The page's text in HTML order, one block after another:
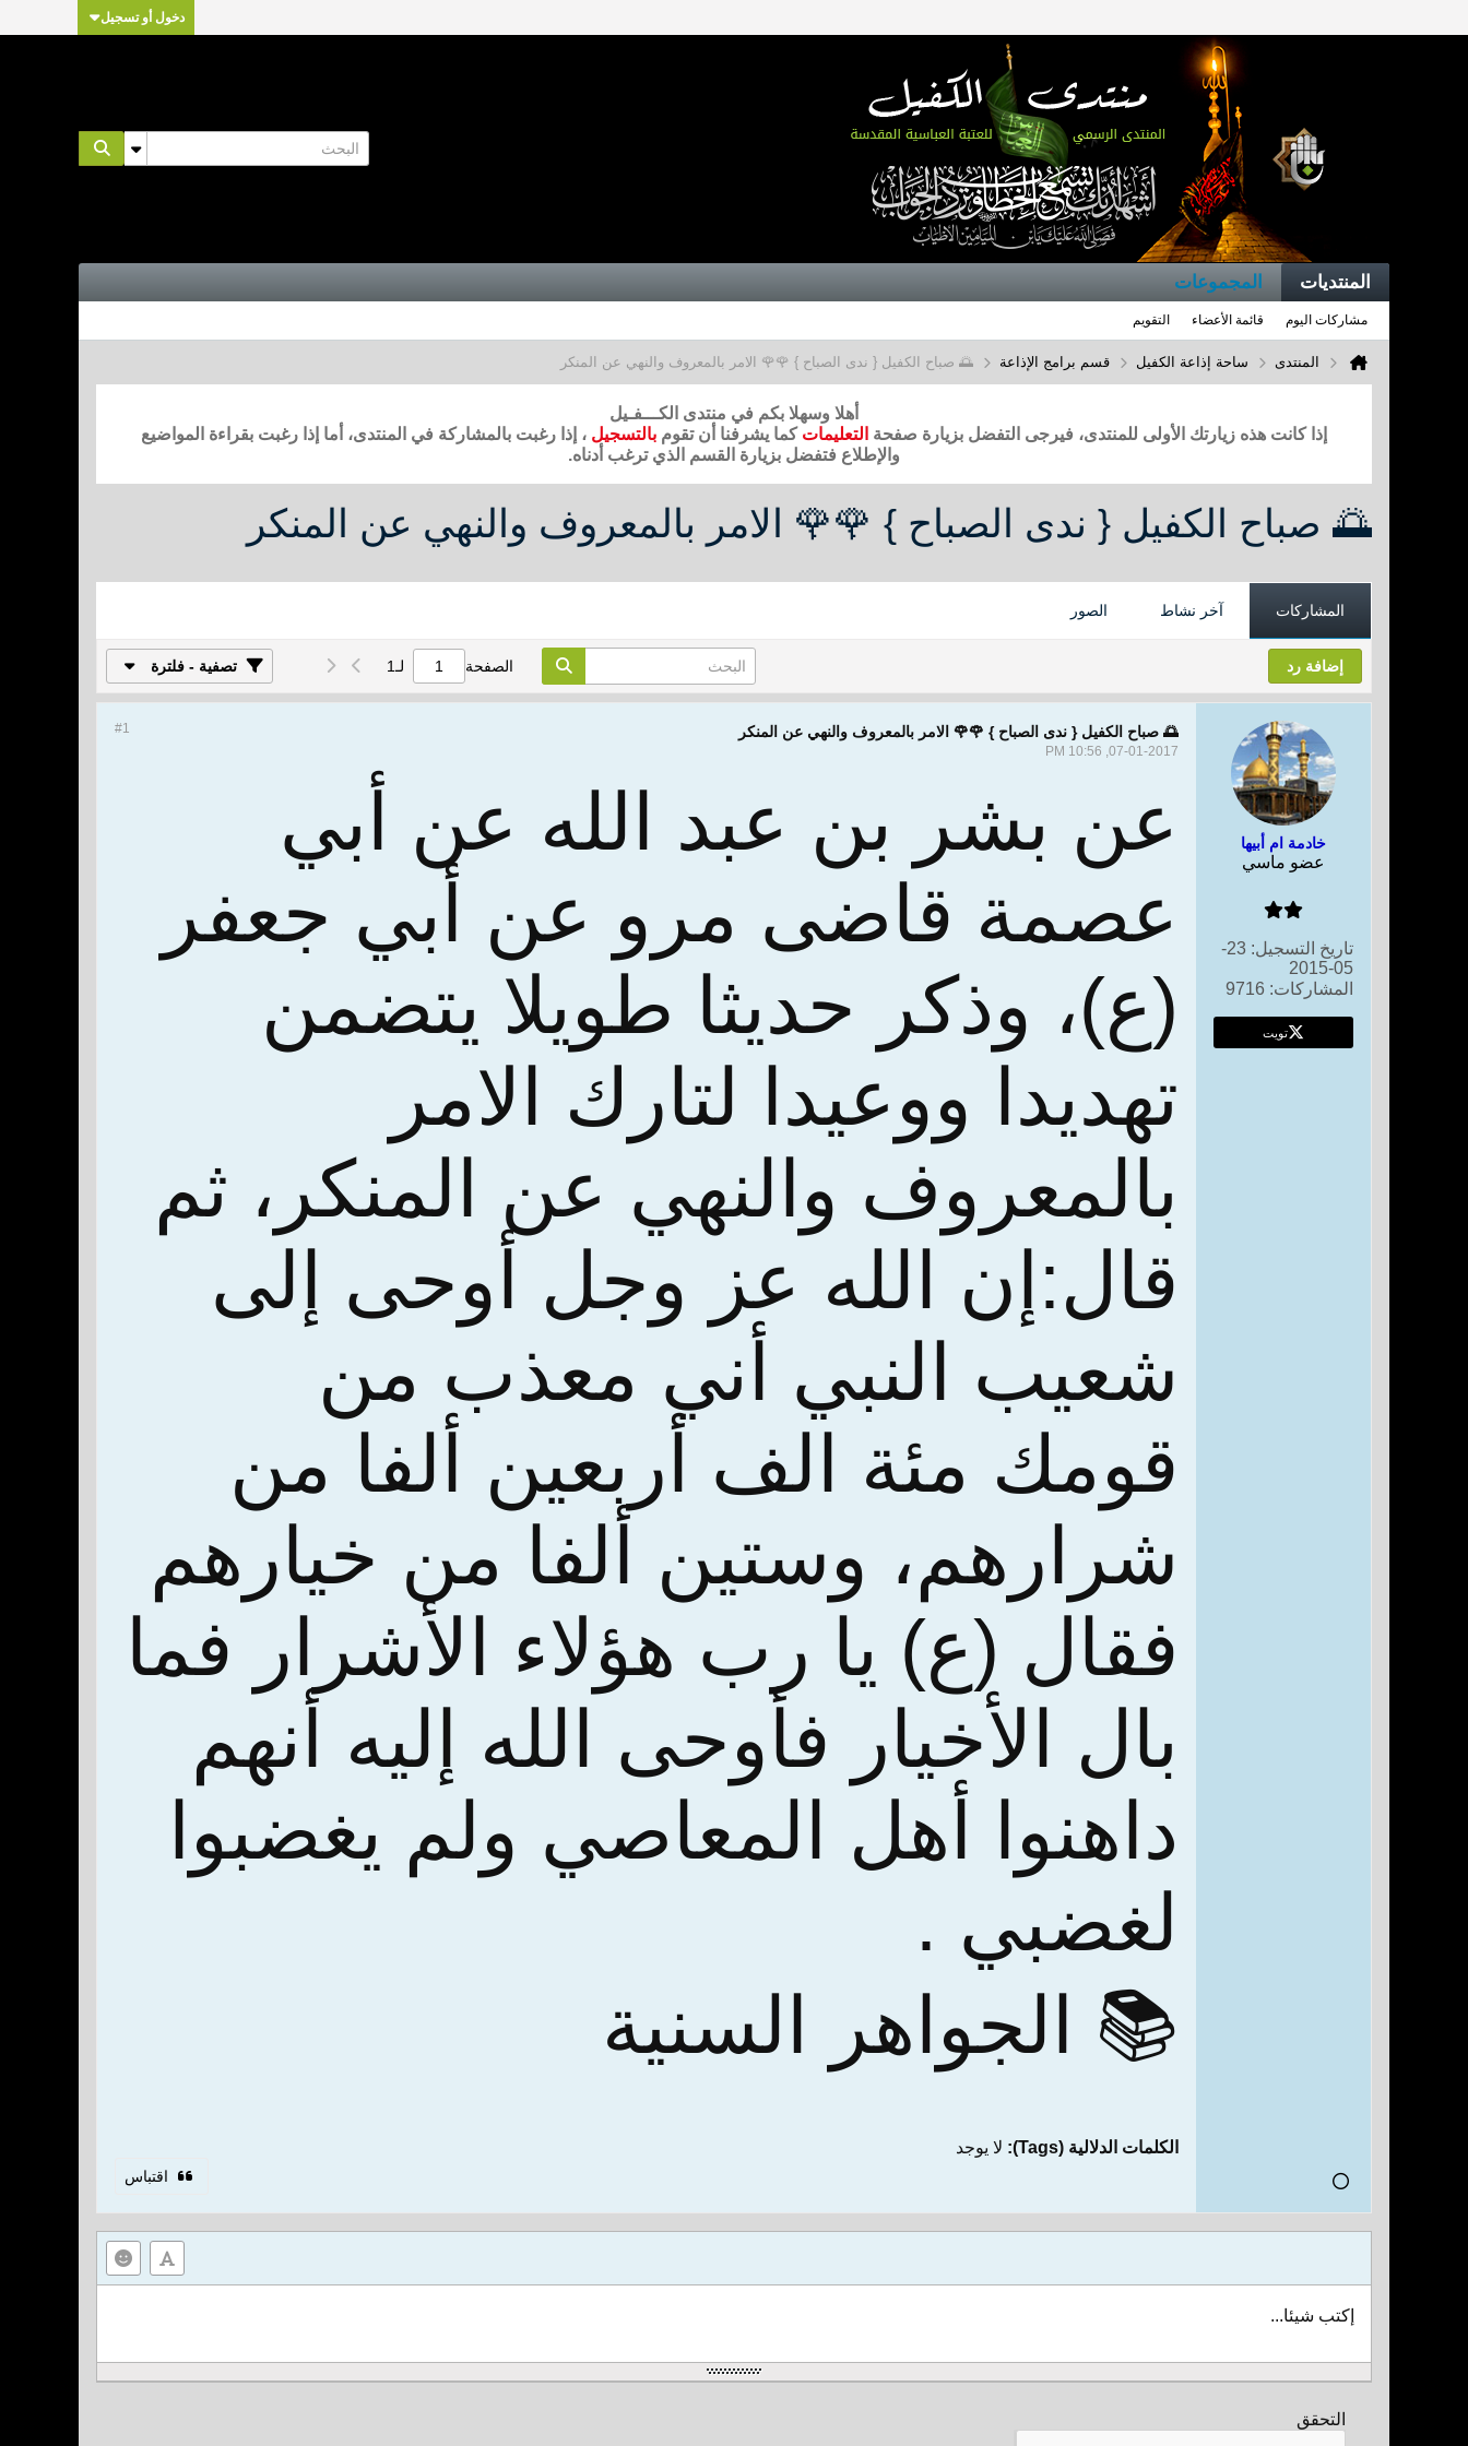
دخول أو تسجيل
المنتديات المجموعات
مشاركات اليوم قائمة الأعضاء التقويم
المنتدى ساحة إذاعة الكفيل قسم برامج الإذاعة 🌅 صباح الكفيل { ندى الصباح } 🌹🌹 الامر بالمعروف والنهي عن المنكر
أهلا وسهلا بكم في منتدى الكـــفـيل
إذا كانت هذه زيارتك الأولى للمنتدى، فيرجى التفضل بزيارة صفحة التعليمات كما يشرفنا أن تقوم بالتسجيل ، إذا رغبت بالمشاركة في المنتدى، أما إذا رغبت بقراءة المواضيع
والإطلاع فتفضل بزيارة القسم الذي ترغب أدناه.
🌅 صباح الكفيل { ندى الصباح } 🌹🌹 الامر بالمعروف والنهي عن المنكر
المشاركات آخر نشاط الصور
إضافة رد الصفحة لـ1 تصفية - فلترة
خادمة ام أبيها
عضو ماسي
تاريخ التسجيل:
23-
05-2015
المشاركات: 9716
تويت
#1 🌅 صباح الكفيل { ندى الصباح } 🌹🌹 الامر بالمعروف والنهي عن المنكر
07-01-2017, 10:56 PM
عن بشر بن عبد الله عن أبي
عصمة قاضى مرو عن أبي جعفر
(ع)، وذكر حديثا طويلا يتضمن
تهديدا ووعيدا لتارك الامر
بالمعروف والنهي عن المنكر، ثم
قال: إن الله عز وجل أوحى إلى
شعيب النبي أني معذب من
قومك مئة الف أربعين ألفا من
شرارهم، وستين ألفا من خيارهم
فقال (ع) يا رب هؤلاء الأشرار فما
بال الأخيار فأوحى الله إليه أنهم
داهنوا أهل المعاصي ولم يغضبوا
لغضبي .
📚 الجواهر السنية
الكلمات الدلالية (Tags): لا يوجد
اقتباس
إكتب شيئا...
التحقق